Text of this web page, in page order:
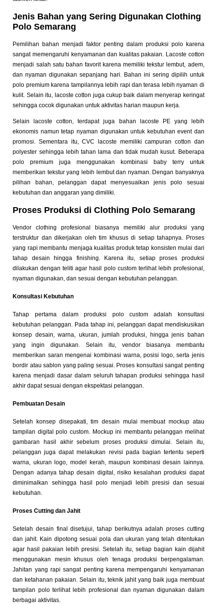
Jenis Bahan yang Sering Digunakan Clothing
Polo Semarang
Pemilihan bahan menjadi faktor penting dalam produksi polo karena
sangat memengaruhi kenyamanan dan kualitas pakaian. Lacoste cotton
menjadi salah satu bahan favorit karena memiliki tekstur lembut, adem,
dan nyaman digunakan sepanjang hari. Bahan ini sering dipilih untuk
polo premium karena tampilannya lebih rapi dan terasa lebih nyaman di
kulit. Selain itu, lacoste cotton juga cukup baik dalam menyerap keringat
sehingga cocok digunakan untuk aktivitas harian maupun kerja.
Selain lacoste cotton, terdapat juga bahan lacoste PE yang lebih
ekonomis namun tetap nyaman digunakan untuk kebutuhan event dan
promosi. Sementara itu, CVC lacoste memiliki campuran cotton dan
polyester sehingga lebih tahan lama dan tidak mudah kusut. Beberapa
polo premium juga menggunakan kombinasi baby terry untuk
memberikan tekstur yang lebih lembut dan nyaman. Dengan banyaknya
pilihan bahan, pelanggan dapat menyesuaikan jenis polo sesuai
kebutuhan dan anggaran yang dimiliki.
Proses Produksi di Clothing Polo Semarang
Vendor clothing profesional biasanya memiliki alur produksi yang
terstruktur dan dikerjakan oleh tim khusus di setiap tahapnya. Proses
yang rapi membantu menjaga kualitas produk tetap konsisten mulai dari
tahap desain hingga finishing. Karena itu, setiap proses produksi
dilakukan dengan teliti agar hasil polo custom terlihat lebih profesional,
nyaman digunakan, dan sesuai dengan kebutuhan pelanggan.
Konsultasi Kebutuhan
Tahap pertama dalam produksi polo custom adalah konsultasi
kebutuhan pelanggan. Pada tahap ini, pelanggan dapat mendiskusikan
konsep desain, warna, ukuran, jumlah produksi, hingga jenis bahan
yang ingin digunakan. Selain itu, vendor biasanya membantu
memberikan saran mengenai kombinasi warna, posisi logo, serta jenis
bordir atau sablon yang paling sesuai. Proses konsultasi sangat penting
karena menjadi dasar dalam seluruh tahapan produksi sehingga hasil
akhir dapat sesuai dengan ekspektasi pelanggan.
Pembuatan Desain
Setelah konsep disepakati, tim desain mulai membuat mockup atau
tampilan digital polo custom. Mockup ini membantu pelanggan melihat
gambaran hasil akhir sebelum proses produksi dimulai. Selain itu,
pelanggan juga dapat melakukan revisi pada bagian tertentu seperti
warna, ukuran logo, model kerah, maupun kombinasi desain lainnya.
Dengan adanya tahap desain digital, risiko kesalahan produksi dapat
diminimalkan sehingga hasil polo menjadi lebih presisi dan sesuai
kebutuhan.
Proses Cutting dan Jahit
Setelah desain final disetujui, tahap berikutnya adalah proses cutting
dan jahit. Kain dipotong sesuai pola dan ukuran yang telah ditentukan
agar hasil pakaian lebih presisi. Setelah itu, setiap bagian kain dijahit
menggunakan mesin khusus oleh tenaga produksi berpengalaman.
Jahitan yang rapi sangat penting karena mempengaruhi kenyamanan
dan ketahanan pakaian. Selain itu, teknik jahit yang baik juga membuat
tampilan polo terlihat lebih profesional dan nyaman digunakan dalam
berbagai aktivitas.